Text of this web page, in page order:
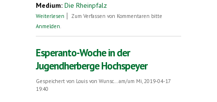
Medium: Die Rheinpfalz
Weiterlesen über Esperanto-Sprecher aus acht Ländern in
Zum Verfassen von Kommentaren bitte
Anmelden
Esperanto-Woche in der
Jugendherberge Hochspeyer
Gespeichert von Louis von Wunsc...
am/um Mi, 2019-04-17
19:40